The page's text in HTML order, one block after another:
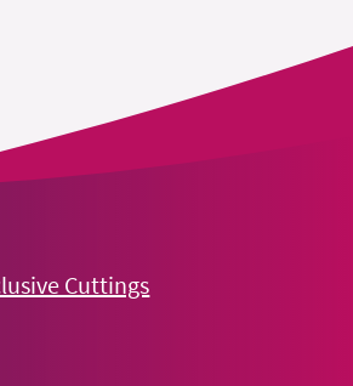
Cuttings